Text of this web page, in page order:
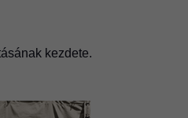
kezdete.